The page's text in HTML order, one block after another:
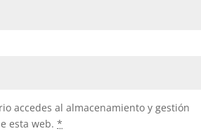
accedes al almacenamiento y gestión
esta web. *